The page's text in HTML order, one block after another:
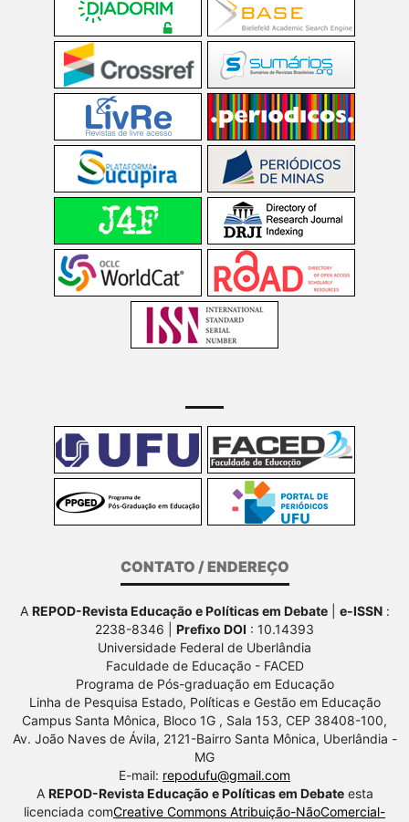
CONTATO / ENDEREÇO
A REPOD-Revista Educação e Políticas em Debate| e-ISSN:
2238-8346 | Prefixo DOI : 10.14393
Universidade Federal de Uberlândia
Faculdade de Educação - FACED
Programa de Pós-graduação em Educação
Linha de Pesquisa Estado, Políticas e Gestão em Educação
Campus Santa Mônica, Bloco 1G , Sala 153, CEP 38408-100,
Av. João Naves de Ávila, 2121-Bairro Santa Mônica, Uberlândia -
MG
E-mail: repodufu@gmail.com
A REPOD-Revista Educação e Políticas em Debateesta
licenciada comCreative Commons Atribuição-NãoComercial-